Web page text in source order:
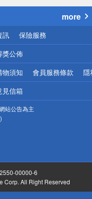
more
訊 保險服務
獎公佈
物須知 會員服務條款 隱
見信箱
站公告為主
00000-6
Corp. All Right Reserved